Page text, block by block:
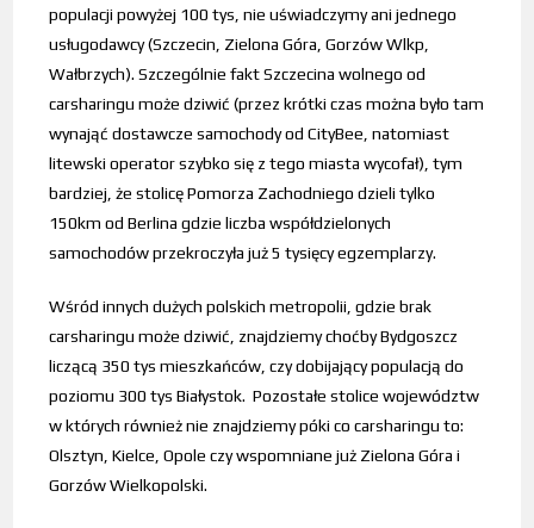
populacji powyżej 100 tys, nie uświadczymy ani jednego
usługodawcy (Szczecin, Zielona Góra, Gorzów Wlkp,
Wałbrzych). Szczególnie fakt Szczecina wolnego od
carsharingu może dziwić (przez krótki czas można było tam
wynająć dostawcze samochody od CityBee, natomiast
litewski operator szybko się z tego miasta wycofał), tym
bardziej, że stolicę Pomorza Zachodniego dzieli tylko
150km od Berlina gdzie liczba współdzielonych
samochodów przekroczyła już 5 tysięcy egzemplarzy.
Wśród innych dużych polskich metropolii, gdzie brak
carsharingu może dziwić, znajdziemy choćby Bydgoszcz
liczącą 350 tys mieszkańców, czy dobijający populacją do
poziomu 300 tys Białystok. Pozostałe stolice województw
w których również nie znajdziemy póki co carsharingu to:
Olsztyn, Kielce, Opole czy wspomniane już Zielona Góra i
Gorzów Wielkopolski.